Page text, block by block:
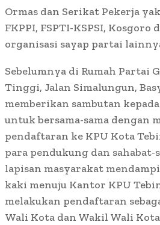
Ormas dan Serikat Pekerja
FKPPI, FSPTI-KSPSI, Kosgoro
organisasi sayap partai
Sebelumnya di Rumah Partai
Tinggi, Jalan Simalungun,
memberikan sambutan
untuk bersama-sama dengan
pendaftaran ke KPU Kota
para pendukung dan
lapisan masyarakat
kaki menuju Kantor KPU
melakukan pendaftaran
Wali Kota dan Wakil Wali